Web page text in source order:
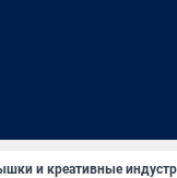
и креативные